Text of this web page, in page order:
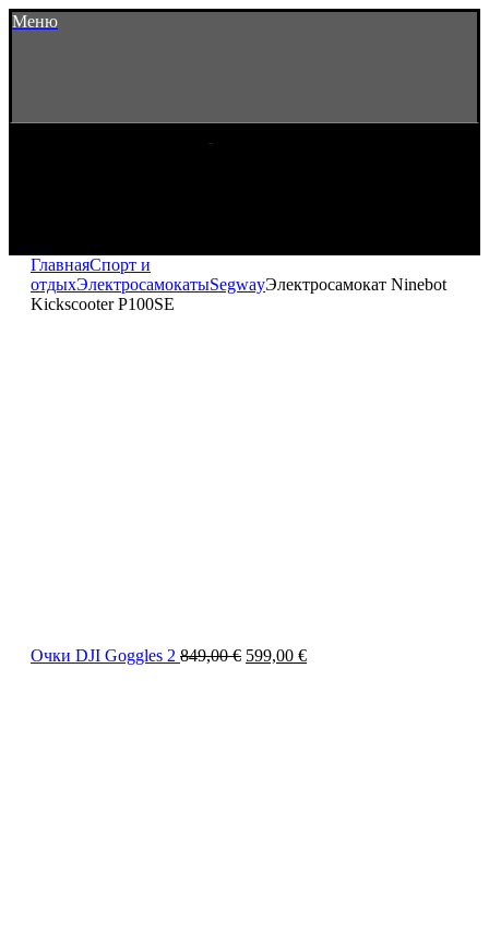
Меню
ГлавнаяСпорт и
отдыхЭлектросамокатыSegwayЭлектросамокат Ninebot
Kickscooter P100SE
Очки DJI Goggles 2 849,00€ 599,00 €